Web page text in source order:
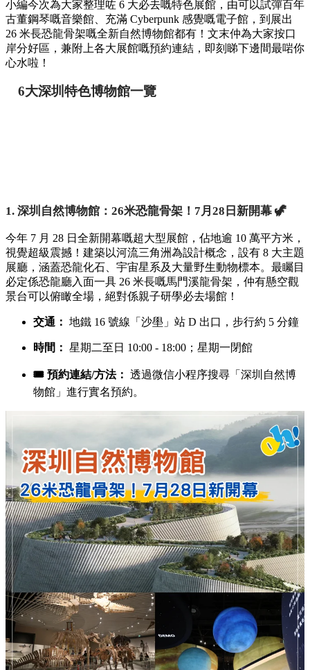
小編今次為大家整理咗 6 大必去嘅特色展館，由可以試彈百年
古董鋼琴嘅音樂館、充滿 Cyberpunk 感覺嘅電子館，到展出
26 米長恐龍骨架嘅全新自然博物館都有！文末仲為大家按口
岸分好區，兼附上各大展館嘅預約連結，即刻睇下邊間最啱你
心水啦！
6大深圳特色博物館一覽
1. 深圳自然博物館：26米恐龍骨架！7月28日新開幕 🦖
今年 7 月 28 日全新開幕嘅超大型展館，佔地逾 10 萬平方米，
視覺超級震撼！建築以河流三角洲為設計概念，設有 8 大主題
展廳，涵蓋恐龍化石、宇宙星系及大量野生動物標本。最矚目
必定係恐龍廳入面一具 26 米長嘅馬門溪龍骨架，仲有懸空觀
景台可以俯瞰全場，絕對係親子研學必去場館！
交通： 地鐵 16 號線「沙壆」站 D 出口，步行約 5 分鐘
時間： 星期二至日 10:00 - 18:00；星期一閉館
🎟️ 預約連結/方法： 透過微信小程序搜尋「深圳自然博
物館」進行實名預約。